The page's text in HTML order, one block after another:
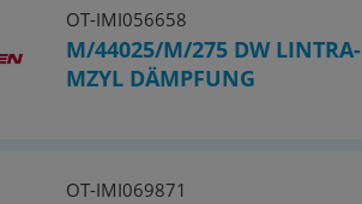
OT-IMI056658
M/44025/M/275 DW LINTRA-
MZYL DÄMPFUNG
OT-IMI069871